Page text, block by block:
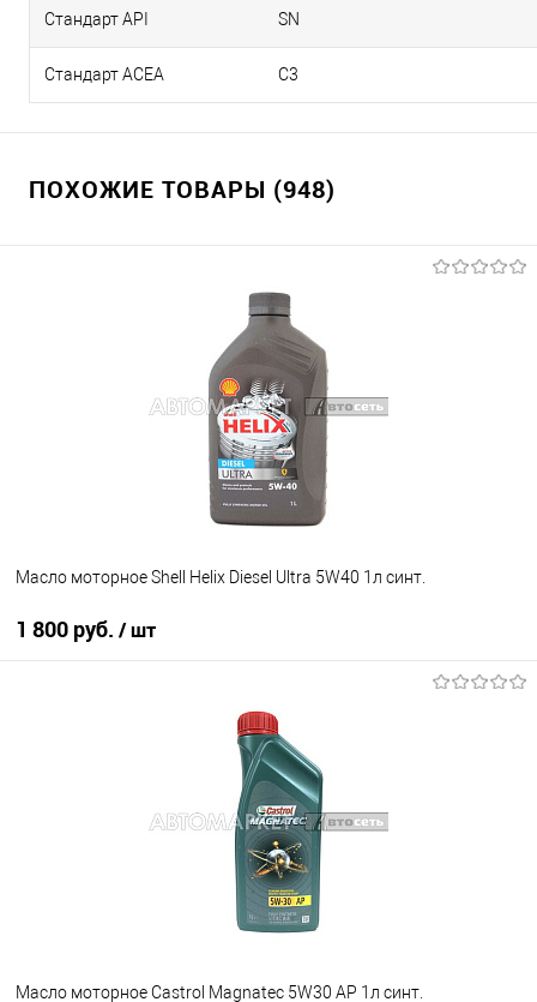
Стандарт API SN
Стандарт ACEA C3
ПОХОЖИЕ ТОВАРЫ (948)
Масло моторное Shell Helix Diesel Ultra 5W40 1л синт.
1 800 руб. / шт
Масло моторное Castrol Magnatec 5W30 AP 1л синт.